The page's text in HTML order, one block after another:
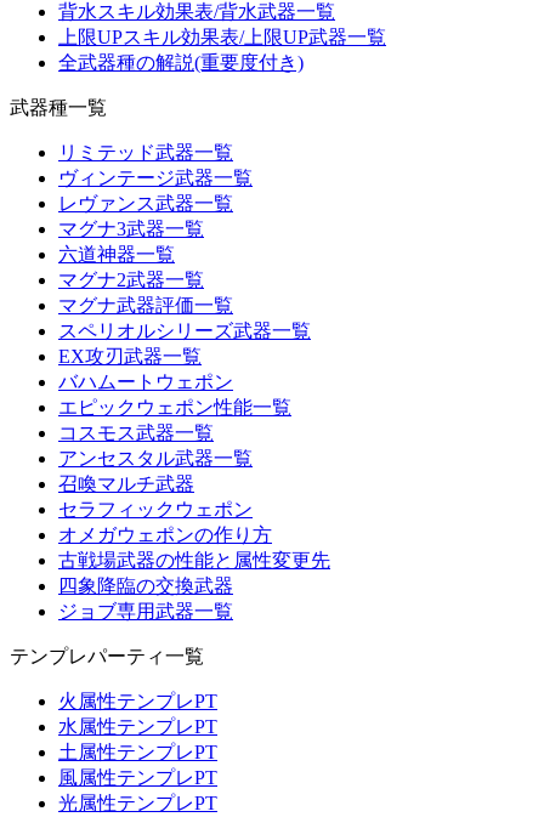
背水スキル効果表/背水武器一覧
上限UPスキル効果表/上限UP武器一覧
全武器種の解説(重要度付き)
武器種一覧
リミテッド武器一覧
ヴィンテージ武器一覧
レヴァンス武器一覧
マグナ3武器一覧
六道神器一覧
マグナ2武器一覧
マグナ武器評価一覧
スペリオルシリーズ武器一覧
EX攻刃武器一覧
バハムートウェポン
エピックウェポン性能一覧
コスモス武器一覧
アンセスタル武器一覧
召喚マルチ武器
セラフィックウェポン
オメガウェポンの作り方
古戦場武器の性能と属性変更先
四象降臨の交換武器
ジョブ専用武器一覧
テンプレパーティ一覧
火属性テンプレPT
水属性テンプレPT
土属性テンプレPT
風属性テンプレPT
光属性テンプレPT